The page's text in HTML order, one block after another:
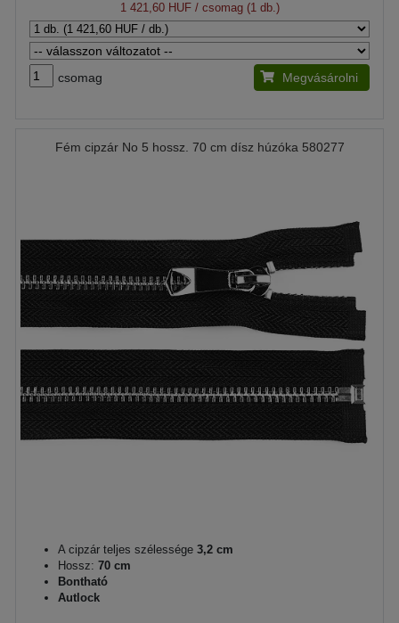
1 421,60 HUF/ csomag (1 db.)
csomag Megvásárolni
Fém cipzár No 5 hossz. 70 cm dísz húzóka 580277
A cipzár teljes szélessége 3,2 cm
Hossz: 70 cm
Bontható
Autlock